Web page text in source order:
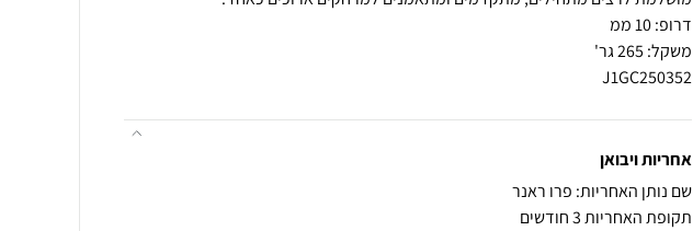
J1GC250352
אחריות ויבואן
שם נותן האחריות: פרו ראנר
תקופת האחריות 3 חודשים